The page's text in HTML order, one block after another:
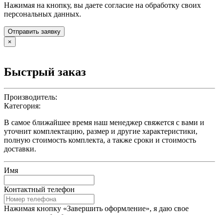
Нажимая на кнопку, вы даете согласие на обработку своих
персональных данных.
Отправить заявку
×
Быстрый заказ
Производитель:
Категория:
В самое ближайшее время наш менеджер свяжется с вами и
уточнит комплектацию, размер и другие характеристики,
полную стоимость комплекта, а также сроки и стоимость
доставки.
Имя
Контактный телефон
Нажимая кнопку «Завершить оформление», я даю свое